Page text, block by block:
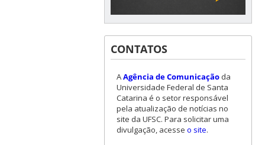
CONTATOS
AAgência de Comunicaçãoda
Universidade Federal de Santa
Catarina é o setor responsável
pela atualização de notícias no
site da UFSC. Para solicitar uma
divulgação, acesse o site.